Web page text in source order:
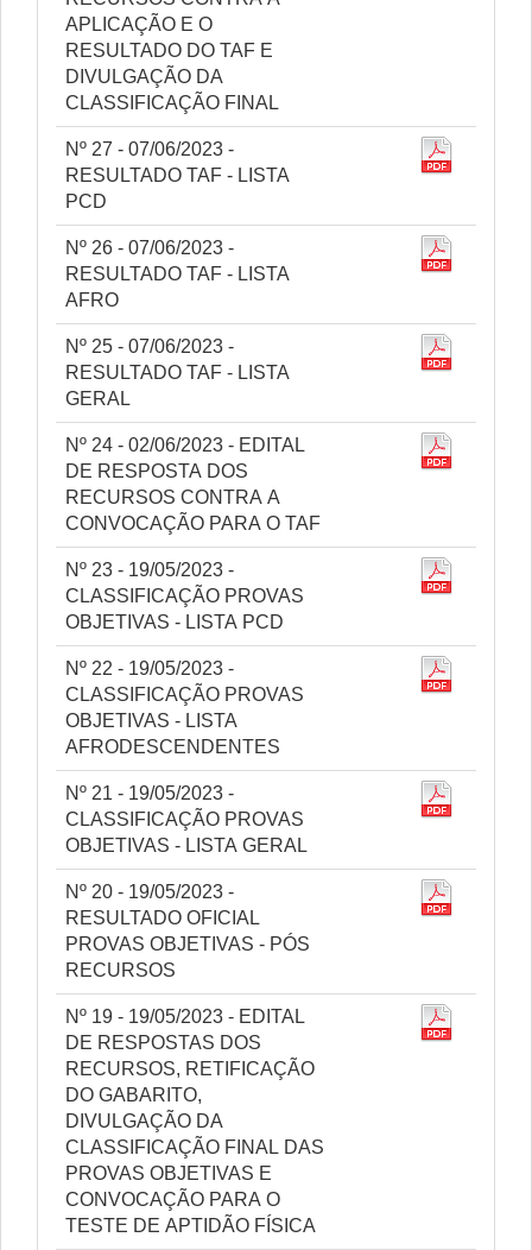
APLICAÇÃO E O
RESULTADO DO TAF E
DIVULGAÇÃO DA
CLASSIFICAÇÃO FINAL
Nº 27 - 07/06/2023 -
RESULTADO TAF - LISTA
PCD
Nº 26 - 07/06/2023 -
RESULTADO TAF - LISTA
AFRO
Nº 25 - 07/06/2023 -
RESULTADO TAF - LISTA
GERAL
Nº 24 - 02/06/2023 - EDITAL
DE RESPOSTA DOS
RECURSOS CONTRA A
CONVOCAÇÃO PARA O TAF
Nº 23 - 19/05/2023 -
CLASSIFICAÇÃO PROVAS
OBJETIVAS - LISTA PCD
Nº 22 - 19/05/2023 -
CLASSIFICAÇÃO PROVAS
OBJETIVAS - LISTA
AFRODESCENDENTES
Nº 21 - 19/05/2023 -
CLASSIFICAÇÃO PROVAS
OBJETIVAS - LISTA GERAL
Nº 20 - 19/05/2023 -
RESULTADO OFICIAL
PROVAS OBJETIVAS - PÓS
RECURSOS
Nº 19 - 19/05/2023 - EDITAL
DE RESPOSTAS DOS
RECURSOS, RETIFICAÇÃO
DO GABARITO,
DIVULGAÇÃO DA
CLASSIFICAÇÃO FINAL DAS
PROVAS OBJETIVAS E
CONVOCAÇÃO PARA O
TESTE DE APTIDÃO FÍSICA